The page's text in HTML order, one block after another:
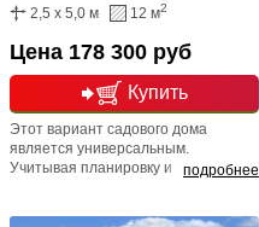
2,5 x 5,0 м 12 м2
Купить
Цена 178 300 руб
подробнее
Этот вариант садового дома
является универсальным.
Учитывая планировку и размеры